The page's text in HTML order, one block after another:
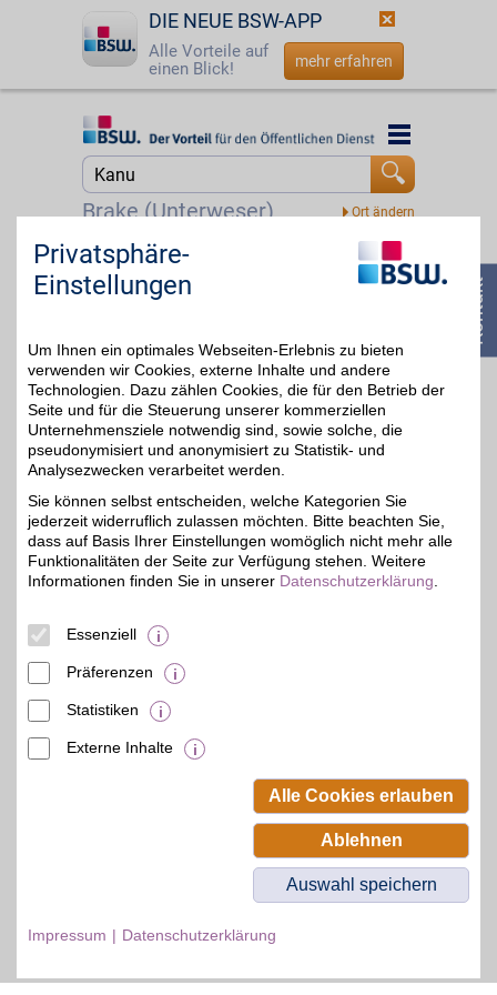
DIE NEUE BSW-APP
Alle Vorteile auf
einen Blick!
mehr erfahren
Startseite
☎ 0800 - 279 25 82
Brake (Unterweser)
Startseite
Globetrotter Gutschein
© BSW Verbraucher-Service
Privatsphäre-
Einstellungen
Um Ihnen ein optimales Webseiten-Erlebnis zu bieten
verwenden wir Cookies, externe Inhalte und andere
Technologien. Dazu zählen Cookies, die für den Betrieb der
Seite und für die Steuerung unserer kommerziellen
Unternehmensziele notwendig sind, sowie solche, die
pseudonymisiert und anonymisiert zu Statistik- und
Analysezwecken verarbeitet werden.
Sie können selbst entscheiden, welche Kategorien Sie
jederzeit widerruflich zulassen möchten. Bitte beachten Sie,
dass auf Basis Ihrer Einstellungen womöglich nicht mehr alle
Funktionalitäten der Seite zur Verfügung stehen. Weitere
Informationen finden Sie in unserer Datenschutzerklärung
Essenziell
Präferenzen
Statistiken
Externe Inhalte
Alle Cookies erlauben
Ablehnen
Auswahl speichern
Impressum Datenschutzerklärung